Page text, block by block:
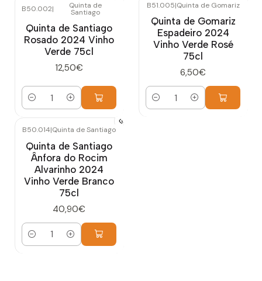
B50.002| Quinta de
Santiago
Quinta de Santiago
Rosado 2024 Vinho
Verde 75cl
12,50€
Cantidad
B51.005|Quinta de Gomariz
Quinta de Gomariz
Espadeiro 2024
Vinho Verde Rosé
75cl
6,50€
Cantidad
B50.014|Quinta de Santiago
Quinta de Santiago
Ânfora do Rocim
Alvarinho 2024
Vinho Verde Branco
75cl
40,90€
Cantidad